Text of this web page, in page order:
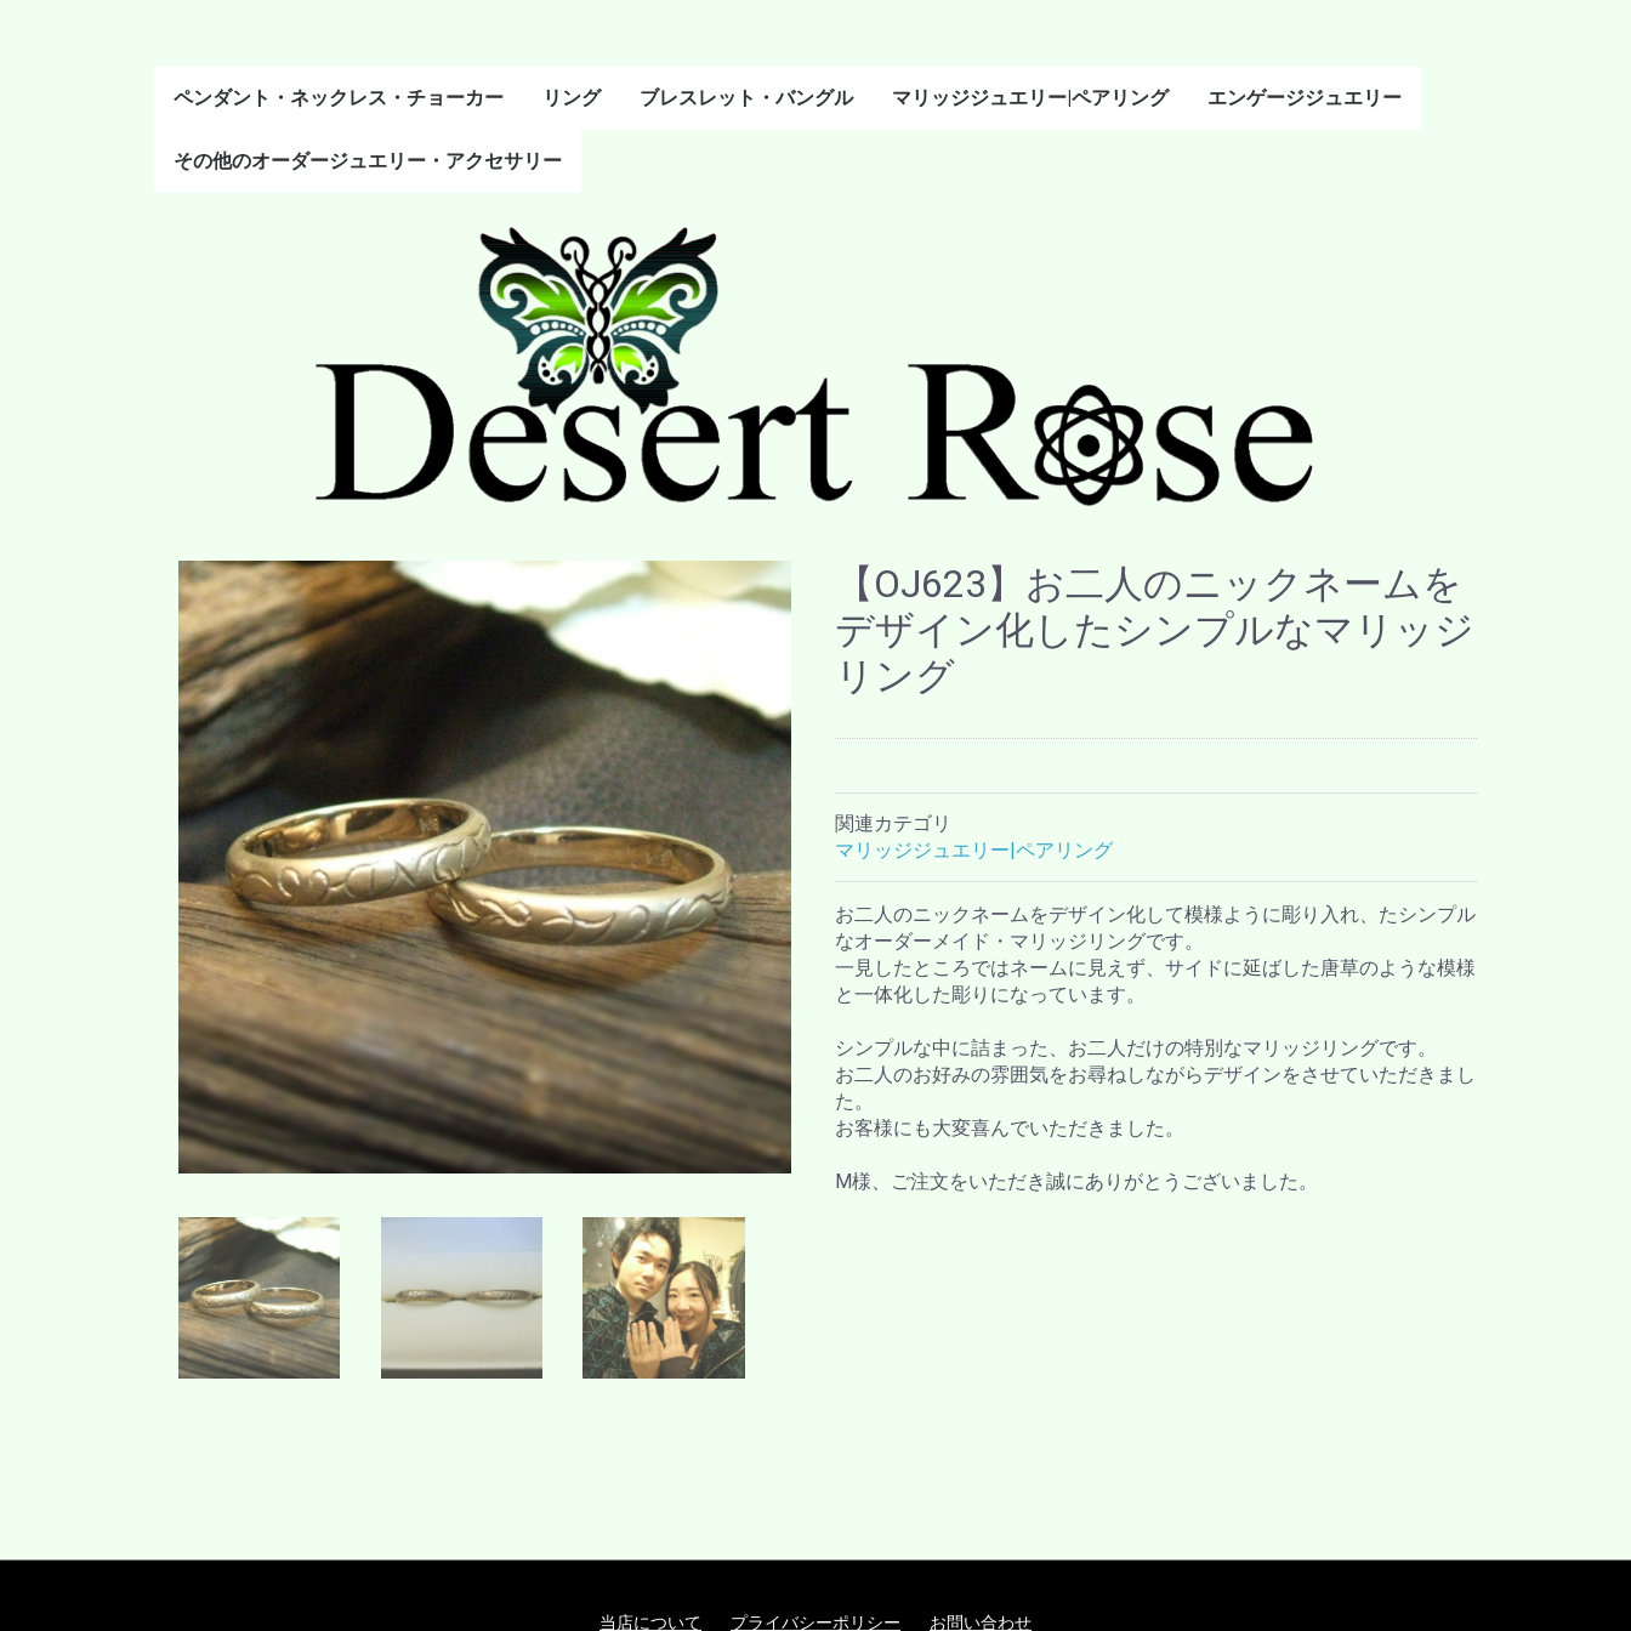
ペンダント・ネックレス・チョーカー リング ブレスレット・バングル マリッジジュエリー|ペアリング エンゲージジュエリー
その他のオーダージュエリー・アクセサリー
【OJ623】お二人のニックネームを
デザイン化したシンプルなマリッジ
リング
関連カテゴリ
マリッジジュエリー|ペアリング
お二人のニックネームをデザイン化して模様ように彫り入れ、たシンプル
なオーダーメイド・マリッジリングです。
一見したところではネームに見えず、サイドに延ばした唐草のような模様
と一体化した彫りになっています。
シンプルな中に詰まった、お二人だけの特別なマリッジリングです。
お二人のお好みの雰囲気をお尋ねしながらデザインをさせていただきまし
た。
お客様にも大変喜んでいただきました。
M様、ご注文をいただき誠にありがとうございました。
当店について プライバシーポリシー お問い合わせ